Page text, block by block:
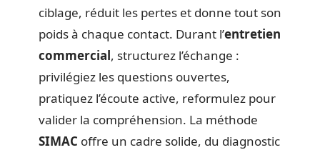
ciblage, réduit les pertes et donne tout son
poids à chaque contact. Durant l’entretien
commercial, structurez l’échange :
privilégiez les questions ouvertes,
pratiquez l’écoute active, reformulez pour
valider la compréhension. La méthode
SIMAC offre un cadre solide, du diagnostic